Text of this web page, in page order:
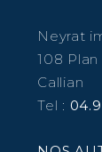
Neyrat
108
Callian
Tel :